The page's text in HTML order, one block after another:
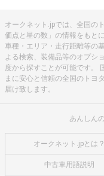
オークネット.jpでは、全国の
価点と星の数」の情報をもと
車種・エリア・走行距離等の
よる検索、装備品等のオプシ
度から探すことが可能です。
まに安心と信頼の全国のト
届け致します。
あんしん
オークネット.jpとは？
中古車用語説明